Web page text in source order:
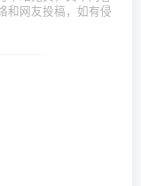
和网友投稿，如有侵